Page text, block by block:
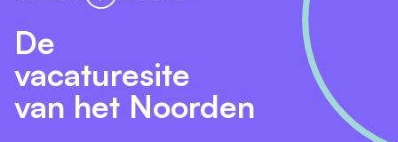
De
vacaturesite
van het Noorden